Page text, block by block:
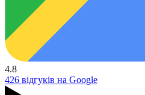
4.8
426 відгуків на Google